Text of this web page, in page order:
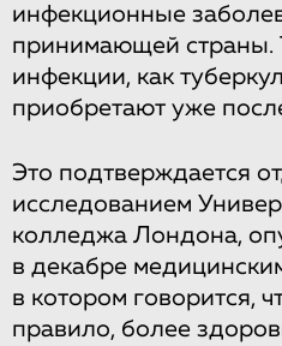
инфекционные
принимающей страны.
инфекции, как
приобретают уже
Это подтверждается
исследованием
колледжа Лондона,
в декабре
в котором говорится,
правило, более